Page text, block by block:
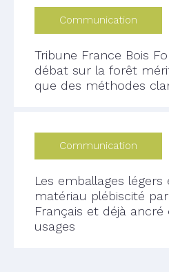
Communication
Tribune France Bois
débat sur la forêt
que des méthodes
Communication
Les emballages légers
matériau plébiscité
Français et déjà ancré
usages